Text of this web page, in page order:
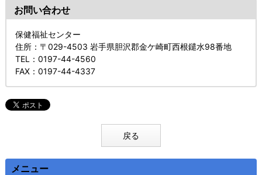
お問い合わせ
保健福祉センター
住所：〒029-4503 岩手県胆沢郡金ケ崎町西根鑓水98番地
TEL
：0197-44-4560
FAX：0197-44-4337
戻る
メニュー